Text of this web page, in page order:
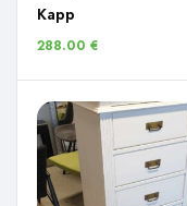
Kapp
288.00 €